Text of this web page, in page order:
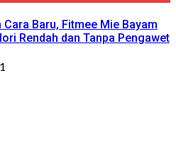
Baru, Fitmee Mie Bayam
Rendah dan Tanpa Pengawet